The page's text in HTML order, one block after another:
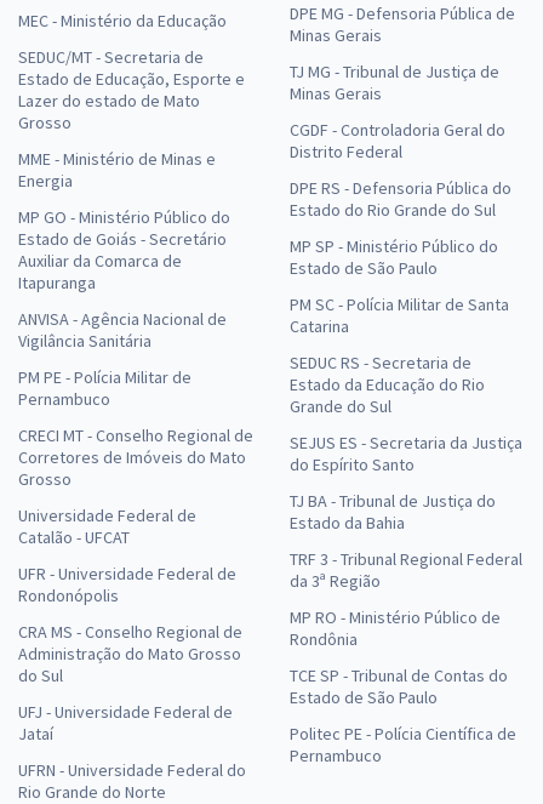
MEC - Ministério da Educação
SEDUC/MT - Secretaria de
Estado de Educação, Esporte e
Lazer do estado de Mato
Grosso
MME - Ministério de Minas e
Energia
MP GO - Ministério Público do
Estado de Goiás - Secretário
Auxiliar da Comarca de
Itapuranga
ANVISA - Agência Nacional de
Vigilância Sanitária
PM PE - Polícia Militar de
Pernambuco
CRECI MT - Conselho Regional de
Corretores de Imóveis do Mato
Grosso
Universidade Federal de
Catalão - UFCAT
UFR - Universidade Federal de
Rondonópolis
CRA MS - Conselho Regional de
Administração do Mato Grosso
do Sul
UFJ - Universidade Federal de
Jataí
UFRN - Universidade Federal do
Rio Grande do Norte
DPE MG - Defensoria Pública de
Minas Gerais
TJ MG - Tribunal de Justiça de
Minas Gerais
CGDF - Controladoria Geral do
Distrito Federal
DPE RS - Defensoria Pública do
Estado do Rio Grande do Sul
MP SP - Ministério Público do
Estado de São Paulo
PM SC - Polícia Militar de Santa
Catarina
SEDUC RS - Secretaria de
Estado da Educação do Rio
Grande do Sul
SEJUS ES - Secretaria da Justiça
do Espírito Santo
TJ BA - Tribunal de Justiça do
Estado da Bahia
TRF 3 - Tribunal Regional Federal
da 3ª Região
MP RO - Ministério Público de
Rondônia
TCE SP - Tribunal de Contas do
Estado de São Paulo
Politec PE - Polícia Científica de
Pernambuco